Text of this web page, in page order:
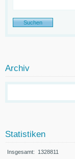
Archiv
Statistiken
Insgesamt: 1328811